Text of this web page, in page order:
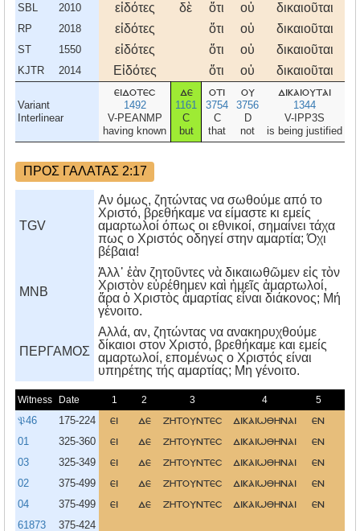
SBL 2010 εἰδότες δὲ ὅτι οὐ δικαιοῦται
RP 2018 εἰδότες ὅτι οὐ δικαιοῦται
ST 1550 εἰδότες ὅτι οὐ δικαιοῦται
KJTR 2014 Εἰδότες ὅτι οὐ δικαιοῦται
Variant
Interlinear
ειδοτεσ
1492
V-PEANMP
having known
δε
1161
C
but
οτι
3754
C
that
ου
3756
D
not
δικαιουται
1344
V-IPP3S
is being justified
ΠΡΟΣ ΓΑΛΑΤΑΣ 2:17
TGV
Αν όμως, ζητώντας να σωθούμε από το
Χριστό, βρεθήκαμε να είμαστε κι εμείς
αμαρτωλοί όπως οι εθνικοί, σημαίνει τάχα
πως ο Χριστός οδηγεί στην αμαρτία; Όχι
βέβαια!
MNB
Ἀλλ᾿ ἐὰν ζητοῦντες νὰ δικαιωθῶμεν εἰς τὸν
Χριστὸν εὑρέθημεν καὶ ἡμεῖς ἁμαρτωλοί,
ἄρα ὁ Χριστὸς ἁμαρτίας εἶναι διάκονος; Μή
γένοιτο.
ΠΕΡΓΑΜΟΣ
Aλλά, αν, ζητώντας να ανακηρυχθούμε
δίκαιοι στον Xριστό, βρεθήκαμε και εμείς
αμαρτωλοί, επομένως ο Xριστός είναι
υπηρέτης τής αμαρτίας; Mη γένοιτο.
Witness Date 1 2 3 4 5
𝔓46 175-224 ει δε ζητουντεσ δικαιωθηναι εν
01 325-360 ει δε ζητουντεσ δικαιωθηναι εν
03 325-349 ει δε ζητουντεσ δικαιωθηναι εν
02 375-499 ει δε ζητουντεσ δικαιωθηναι εν
04 375-499 ει δε ζητουντεσ δικαιωθηναι εν
61873 375-424